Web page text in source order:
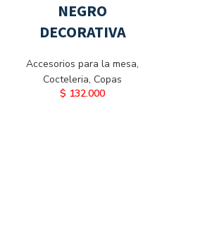
NEGRO
DECORATIVA
Accesorios para la mesa,
Cocteleria, Copas
$ 132.000